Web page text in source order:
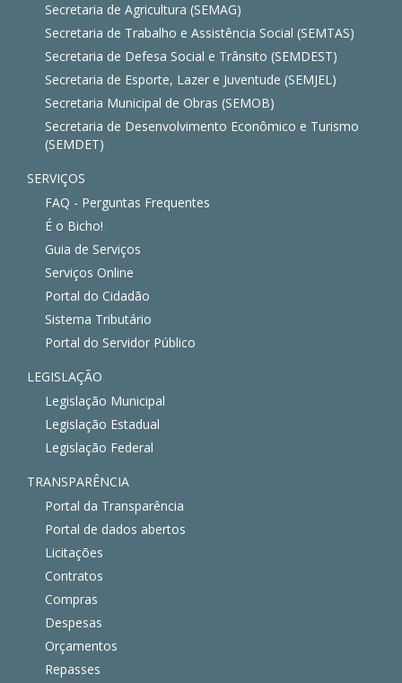
Secretaria de Agricultura (SEMAG)
Secretaria de Trabalho e Assistência Social (SEMTAS)
Secretaria de Defesa Social e Trânsito (SEMDEST)
Secretaria de Esporte, Lazer e Juventude (SEMJEL)
Secretaria Municipal de Obras (SEMOB)
Secretaria de Desenvolvimento Econômico e Turismo
(SEMDET)
SERVIÇOS
FAQ - Perguntas Frequentes
É o Bicho!
Guia de Serviços
Serviços Online
Portal do Cidadão
Sistema Tributário
Portal do Servidor Público
LEGISLAÇÃO
Legislação Municipal
Legislação Estadual
Legislação Federal
TRANSPARÊNCIA
Portal da Transparência
Portal de dados abertos
Licitações
Contratos
Compras
Despesas
Orçamentos
Repasses